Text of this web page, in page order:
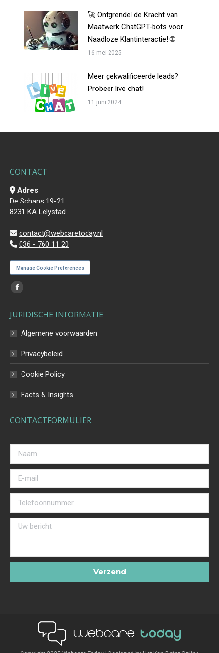
🚀 Ontgrendel de Kracht van
Maatwerk ChatGPT-bots voor
Naadloze Klantinteractie! 🌐
16 mei 2025
Meer gekwalificeerde leads?
Probeer live chat!
11 juni 2024
CONTACT
Adres
De Schans 19-21
8231 KA Lelystad
contact@webcaretoday.nl
036 - 760 11 20
Manage Cookie Preferences
Vind ons op:
Facebook
opens
in
new
window
JURIDISCHE INFORMATIE
Algemene voorwaarden
Privacybeleid
Cookie Policy
Facts & Insights
CONTACTFORMULIER